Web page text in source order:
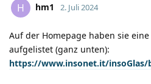
H hm1 2. Juli 2024
Auf der Homepage haben sie
aufgelistet (ganz unten):
https://www.insonet.it/insoGlas/